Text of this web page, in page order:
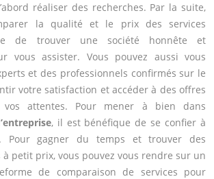
réaliser des recherches. Par la suite,
la qualité et le prix des services
de trouver une société honnête et
vous assister. Vous pouvez aussi vous
et des professionnels confirmés sur le
votre satisfaction et accéder à des offres
vos attentes. Pour mener à bien dans
, il est bénéfique de se confier à
Pour gagner du temps et trouver des
à petit prix, vous pouvez vous rendre sur un
de comparaison de services pour